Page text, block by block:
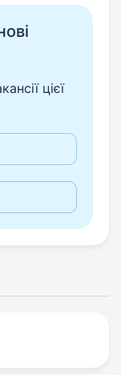
цієї